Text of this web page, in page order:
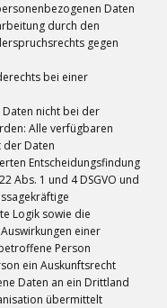
Daten
durch den
gegen
bei einer
nicht bei der
Alle verfügbaren
Daten
Entscheidungsfindung
Abs. 1 und 4 DSGVO und
Logik sowie die
einer
Person
ein Auskunftsrecht
Daten an ein Drittland
übermittelt